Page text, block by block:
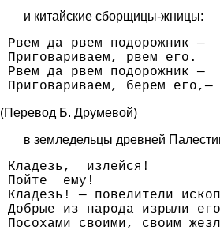
и китайские сборщицы-жницы:
Рвем да рвем подорожник —
Приговариваем, рвем его.
Рвем да рвем подорожник —
Приговариваем, берем его,—
(Перевод Б. Друмевой)
в земледельцы древней
Кладезь,  излейся!
Пойте  ему!
Кладезь! — повелители
Добрые из народа изрыли
Посохами своими, своим